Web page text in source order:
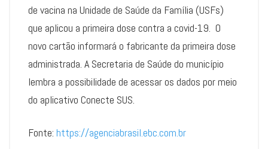
de vacina na Unidade de Saúde da Família (USFs)
que aplicou a primeira dose contra a covid-19. O
novo cartão informará o fabricante da primeira dose
administrada. A Secretaria de Saúde do município
lembra a possibilidade de acessar os dados por meio
do aplicativo Conecte SUS.
Fonte: https://agenciabrasil.ebc.com.br